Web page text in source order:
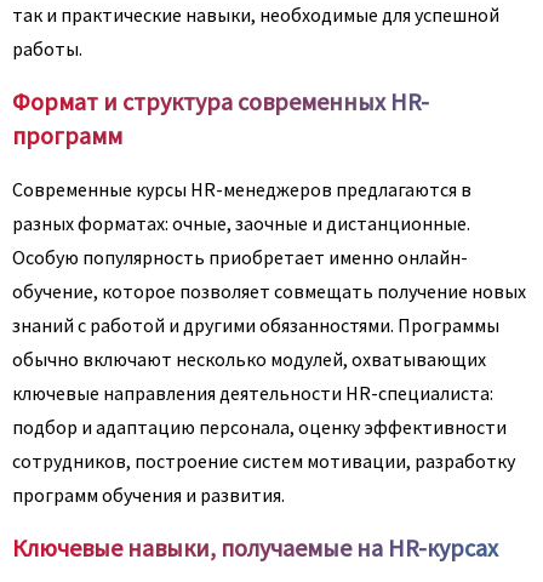
так и практические навыки, необходимые для успешной
работы.
Формат и структура современных HR-
программ
Современные курсы HR-менеджеров предлагаются в
разных форматах: очные, заочные и дистанционные.
Особую популярность приобретает именно онлайн-
обучение, которое позволяет совмещать получение новых
знаний с работой и другими обязанностями. Программы
обычно включают несколько модулей, охватывающих
ключевые направления деятельности HR-специалиста:
подбор и адаптацию персонала, оценку эффективности
сотрудников, построение систем мотивации, разработку
программ обучения и развития.
Ключевые навыки, получаемые на HR-курсах